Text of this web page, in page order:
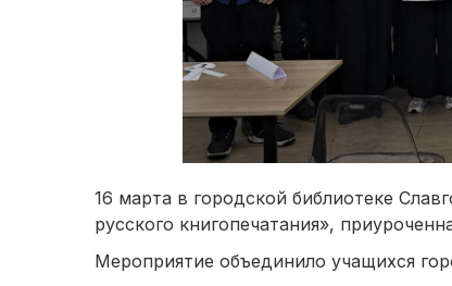
16 марта в городской библиотеке
русского книгопечатания»,
Мероприятие объединило учащихся